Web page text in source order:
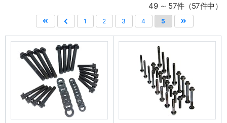
49 ～ 57件（57件中）
1 2 3 4 5